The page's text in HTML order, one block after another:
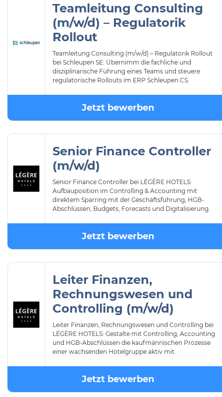
Teamleitung Consulting
(m/w/d) – Regulatorik
Rollout
Teamleitung Consulting (m/w/d) – Regulatorik Rollout
bei Schleupen SE: Übernimm die fachliche und
disziplinarische Führung eines Teams und steuere
regulatorische Rollouts im ERP Schleupen.CS.
Jetzt bewerben
Senior Finance Controller
(m/w/d)
Senior Finance Controller bei LÉGÈRE HOTELS:
Aufbauposition im Controlling & Accounting mit
direktem Sparring mit der Geschäftsführung, HGB-
Abschlüssen, Budgets, Forecasts und Digitalisierung.
Jetzt bewerben
Leiter Finanzen,
Rechnungswesen und
Controlling (m/w/d)
Leiter Finanzen, Rechnungswesen und Controlling bei
LÉGÈRE HOTELS: Gestalte mit Controlling, Accounting
und HGB-Abschlüssen die kaufmännischen Prozesse
einer wachsenden Hotelgruppe aktiv mit.
Jetzt bewerben